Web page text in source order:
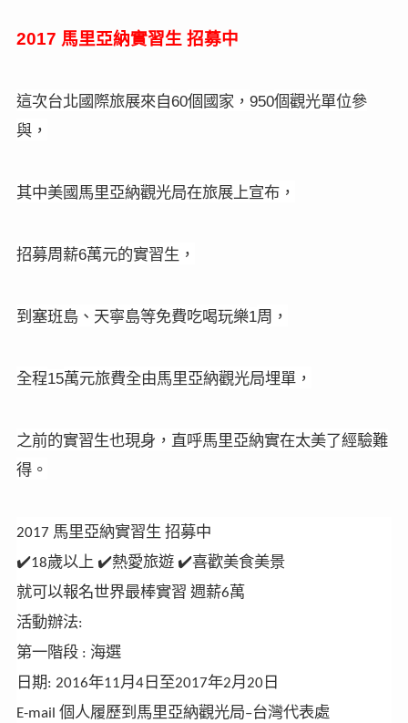
2017 馬里亞納實習生 招募中
這次台北國際旅展來自60個國家， 950個觀光單位參
與，
其中美國馬里亞納觀光局在旅展上宣布，
招募周薪6萬元的實習生，
到塞班島、天寧島等免費吃喝玩樂1周，
全程15萬元旅費全由馬里亞納觀光局埋單，
之前的實習生也現身，直呼馬里亞納實在太美了經驗難
得。
2017 馬里亞納實習生 招募中
✔18歲以上 ✔熱愛旅遊 ✔喜歡美食美景
就可以報名世界最棒實習 週薪6萬
活動辦法:
第一階段: 海選
日期: 2016年11月 4日至2017年2月 20日
E-mail 個人履歷到馬里亞納觀光局–台灣代表處